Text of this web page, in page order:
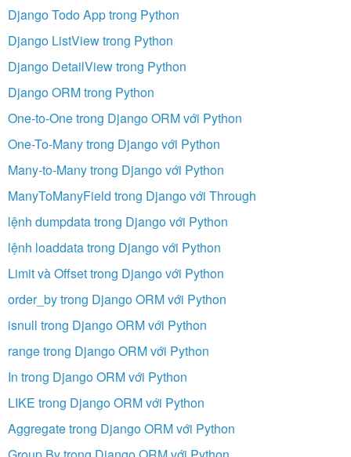
Django Todo App trong Python
Django ListView trong Python
Django DetailView trong Python
Django ORM trong Python
One-to-One trong Django ORM với Python
One-To-Many trong Django với Python
Many-to-Many trong Django với Python
ManyToManyField trong Django với Through
lệnh dumpdata trong Django với Python
lệnh loaddata trong Django với Python
Limit và Offset trong Django với Python
order_by trong Django ORM với Python
isnull trong Django ORM với Python
range trong Django ORM với Python
In trong Django ORM với Python
LIKE trong Django ORM với Python
Aggregate trong Django ORM với Python